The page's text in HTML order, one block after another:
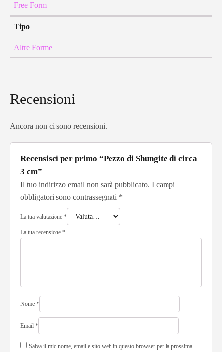
Free Form
Tipo
Altre Forme
Recensioni
Ancora non ci sono recensioni.
Recensisci per primo “Pezzo di Shungite di circa
3 cm”
Il tuo indirizzo email non sarà pubblicato. I campi
obbligatori sono contrassegnati *
La tua valutazione *
La tua recensione *
Nome *
Email *
Salva il mio nome, email e sito web in questo browser per la prossima